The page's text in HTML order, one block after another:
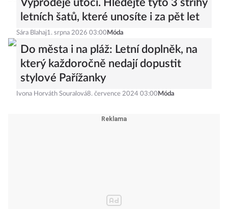
Výprodeje útočí. Hledejte tyto 3 střihy
letních šatů, které unosíte i za pět let
Sára Blahaj1. srpna 2026 03:00 Móda
Do města i na pláž: Letní doplněk, na
který každoročně nedají dopustit
stylové Pařížanky
Ivona Horváth Souralová8. července 2024 03:00 Móda